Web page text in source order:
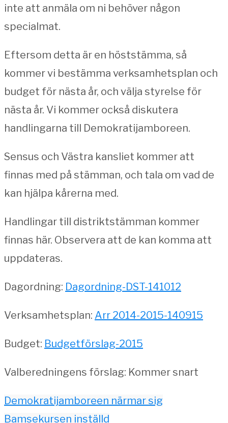
inte att anmäla om ni behöver någon
specialmat.
Eftersom detta är en höststämma, så
kommer vi bestämma verksamhetsplan och
budget för nästa år, och välja styrelse för
nästa år. Vi kommer också diskutera
handlingarna till Demokratijamboreen.
Sensus och Västra kansliet kommer att
finnas med på stämman, och tala om vad de
kan hjälpa kårerna med.
Handlingar till distriktstämman kommer
finnas här. Observera att de kan komma att
uppdateras.
Dagordning: Dagordning-DST-141012
Verksamhetsplan: Arr 2014-2015-140915
Budget: Budgetförslag-2015
Valberedningens förslag: Kommer snart
Demokratijamboreen närmar sig
Bamsekursen inställd